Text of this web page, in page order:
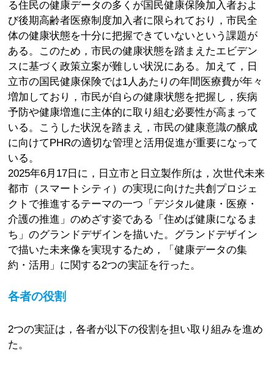
る住民の健康データの多くが国民健康保険加入者およ
び後期高齢者医療制度加入者に限られており，市民全
体の健康状態を十分に把握できていないという課題が
ある。このため，市民の健康状態を踏まえたエビデン
スに基づく政策立案が難しい状況にある。加えて，日
立市の国民健康保険では1人あたりの年間医療費が年々
増加しており，市民が自らの健康状態を把握し，疾病
予防や健康増進に主体的に取り組む必要性が高まって
いる。こうした状況を踏まえ，市民の健康意識の醸成
に向けてPHRの適切な管理と活用促進が重要になって
いる。
2025年6月17日に，日立市と日立製作所は，次世代未来
都市（スマートシティ）の実現に向けた共創プロジェ
クトで推進するテーマの一つ「デジタル健康・医療・
介護の推進」のめざす姿である「住めば健康になるま
ち」のグランドデザインを描いた。グランドデザイン
で描いた未来像を実現するため，「健康データの集
約・活用」に関する2つの実証を行った。
各者の役割
2つの実証は，各者が以下の役割を担い取り組みを進め
た。